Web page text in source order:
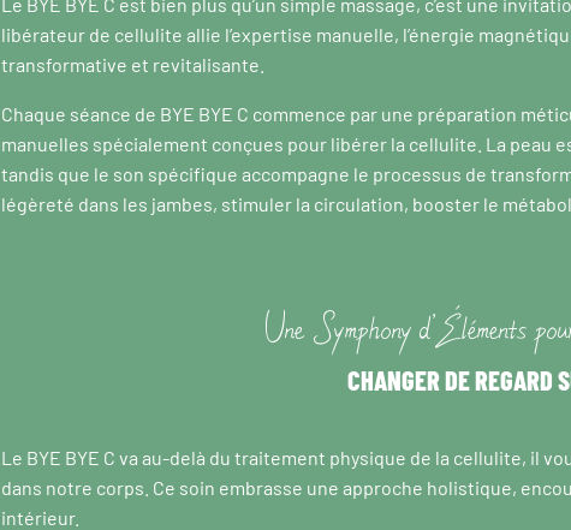
libérateur de cellulite allie l’expertise manuelle, l’énergie
transformative et revitalisante.
Chaque séance de BYE BYE C commence par une préparation
manuelles spécialement conçues pour libérer la cellulite. La peau
tandis que le son spécifique accompagne le processus de
légèreté dans les jambes, stimuler la circulation, booster le
Une Symphony d’Éléments
CHANGER DE REGARD
Le BYE BYE C va au-delà du traitement physique de la cellulite, il
dans notre corps. Ce soin embrasse une approche holistique,
intérieur.